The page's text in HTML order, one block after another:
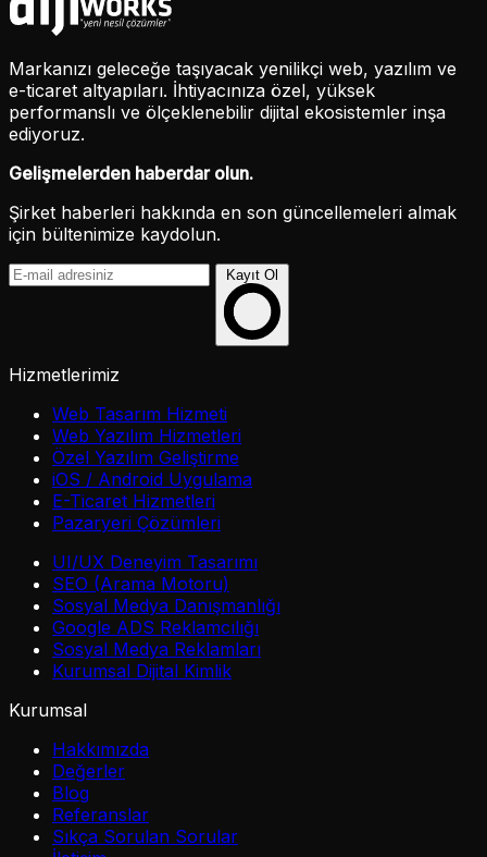
Markanızı geleceğe taşıyacak yenilikçi web, yazılım ve
e-ticaret altyapıları. İhtiyacınıza özel, yüksek
performanslı ve ölçeklenebilir dijital ekosistemler inşa
ediyoruz.
Gelişmelerden haberdar olun.
Şirket haberleri hakkında en son güncellemeleri almak
için bültenimize kaydolun.
Kayıt Ol
Hizmetlerimiz
Web Tasarım Hizmeti
Web Yazılım Hizmetleri
Özel Yazılım Geliştirme
iOS / Android Uygulama
E-Ticaret Hizmetleri
Pazaryeri Çözümleri
UI/UX Deneyim Tasarımı
SEO (Arama Motoru)
Sosyal Medya Danışmanlığı
Google ADS Reklamcılığı
Sosyal Medya Reklamları
Kurumsal Dijital Kimlik
Kurumsal
Hakkımızda
Değerler
Blog
Referanslar
Sıkça Sorulan Sorular